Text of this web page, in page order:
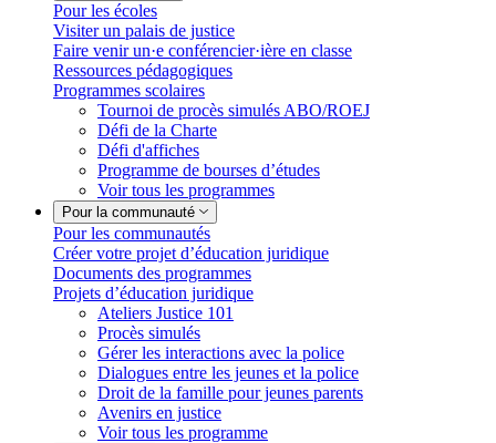
Pour les écoles
Visiter un palais de justice
Faire venir un·e conférencier·ière en classe
Ressources pédagogiques
Programmes scolaires
Tournoi de procès simulés ABO/ROEJ
Défi de la Charte
Défi d'affiches
Programme de bourses d’études
Voir tous les programmes
Pour la communauté
Pour les communautés
Créer votre projet d’éducation juridique
Documents des programmes
Projets d’éducation juridique
Ateliers Justice 101
Procès simulés
Gérer les interactions avec la police
Dialogues entre les jeunes et la police
Droit de la famille pour jeunes parents
Avenirs en justice
Voir tous les programme